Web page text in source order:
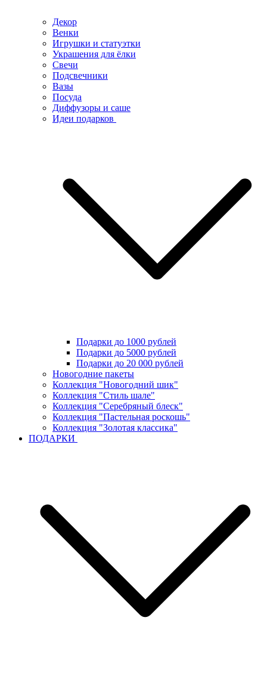
Декор
Венки
Игрушки и статуэтки
Украшения для ёлки
Свечи
Подсвечники
Вазы
Посуда
Диффузоры и саше
Идеи подарков
Подарки до 1000 рублей
Подарки до 5000 рублей
Подарки до 20 000 рублей
Новогодние пакеты
Коллекция "Новогодний шик"
Коллекция "Стиль шале"
Коллекция "Серебряный блеск"
Коллекция "Пастельная роскошь"
Коллекция "Золотая классика"
ПОДАРКИ